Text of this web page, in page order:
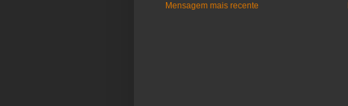
Mensagem mais recente